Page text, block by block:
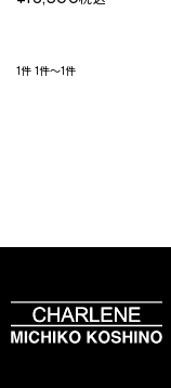
1件 1件～1件